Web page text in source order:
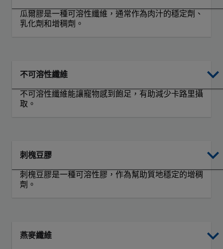
瓜爾膠是一種可溶性纖維，通常作為肉汁的穩定劑、
乳化劑和增稠劑。
不可溶性纖維
不可溶性纖維能讓寵物感到飽足，有助減少卡路里攝
取。
刺槐豆膠
刺槐豆膠是一種可溶性膠，作為幫助質地穩定的增稠
劑。
燕麥纖維